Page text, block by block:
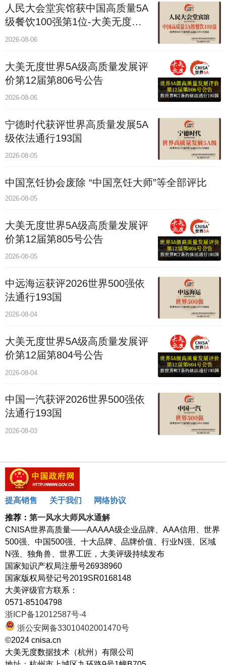
人民大会堂宾馆获中国高质量5A
级餐饮100强第1位-大美无度评
价通193国
2026-08-06
大美无度世界5A级高质量发展评
价第12届第806号公告
2026-08-06
宁德时代获评世界高质量发展5A
级依法通行193国
2026-08-05
中国烹饪协会废除 “中国烹饪大师”等全部评比
2026-08-05
大美无度世界5A级高质量发展评
价第12届第805号公告
2026-08-05
中远海运获评2026世界500强依
法通行193国
2026-08-04
大美无度世界5A级高质量发展评
价第12届第804号公告
2026-08-04
中国一汽获评2026世界500强依
法通行193国
2026-08-03
提高销售 关于我们
网络协议
推荐： 第一风水大师风水通解
CNISA世界高质量——AAAAA级企业品牌、AAA信用、世界
500强、中国500强、十大品牌、品牌价值、行业N强、区域
N强、独角兽、世界工匠，大美评级持续发布
国家知识产权局注册号26938960
国家版权局登记号2019SR0168148
大美评级官方联系：
0571-85104798
浙ICP备12012587号-4
浙公安网备33010402001470号
©2024 cnisa.cn
大美无度数据技术（杭州）有限公司